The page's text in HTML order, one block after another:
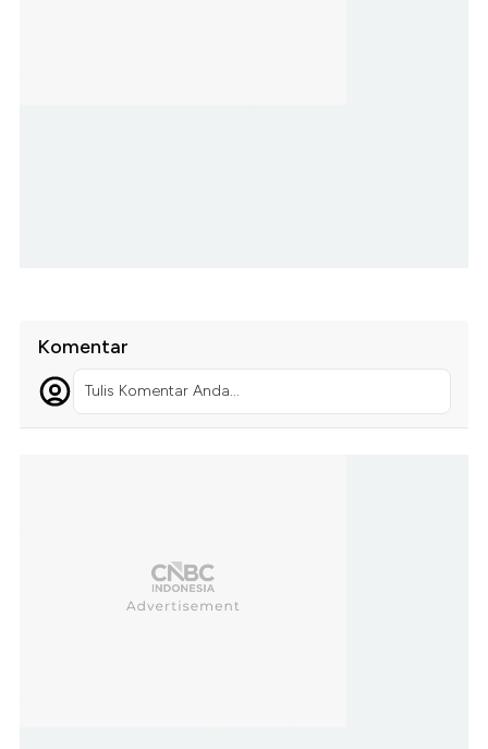
Komentar
Tulis Komentar Anda...